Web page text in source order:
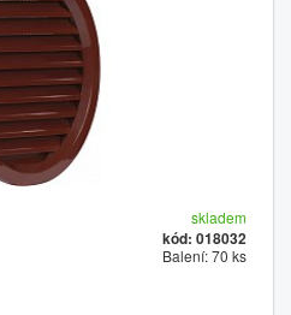
skladem
kód: 018032
Balení: 70 ks